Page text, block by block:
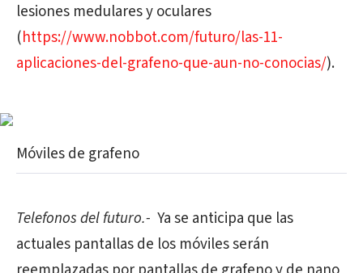
lesiones medulares y oculares
(https://www.nobbot.com/futuro/las-11-
aplicaciones-del-grafeno-que-aun-no-conocias/).
Móviles de grafeno
Telefonos del futuro.- Ya se anticipa que las
actuales pantallas de los móviles serán